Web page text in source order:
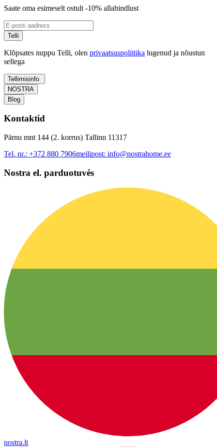
Saate oma esimeselt ostult -10% allahindlust
Telli
Klõpsates nuppu Telli, olen privaatsuspoliitika lugenud ja nõustun
sellega
Tellimisinfo
NOSTRA
Blog
Kontaktid
Pärnu mnt 144 (2. korrus) Tallinn 11317
Tel. nr.: +372 880 7906meilipost: info@nostrahome.ee
Nostra el. parduotuvės
nostra.lt